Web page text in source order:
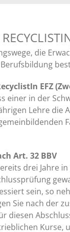
die
EFZ
einer in der
Lehre die
Art. 32 BBV
drei Jahre
sein, so
Sie nach der
diesen